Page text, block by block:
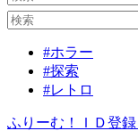
#ホラー
#探索
#レトロ
ふりーむ！ＩＤ登録